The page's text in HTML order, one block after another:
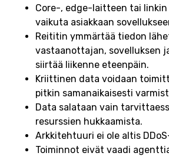
Core-, edge-laitteen tai
vaikuta asiakkaan
Reititin ymmärtää tiedon
vastaanottajan, sovelluksen
siirtää liikenne eteenpäin.
Kriittinen data voidaan
pitkin samanaikaisesti
Data salataan vain
resurssien hukkaamista.
Arkkitehtuuri ei ole altis
Toiminnot eivät vaadi